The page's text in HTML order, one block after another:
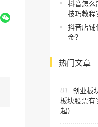
抖音怎么
技巧教程
抖音店铺
金？
热门文章
01
创业板
板块股票有
起）